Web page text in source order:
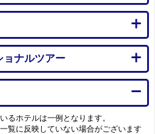
ナルツアー
るホテルは一例となります。
覧に反映していない場合がございます